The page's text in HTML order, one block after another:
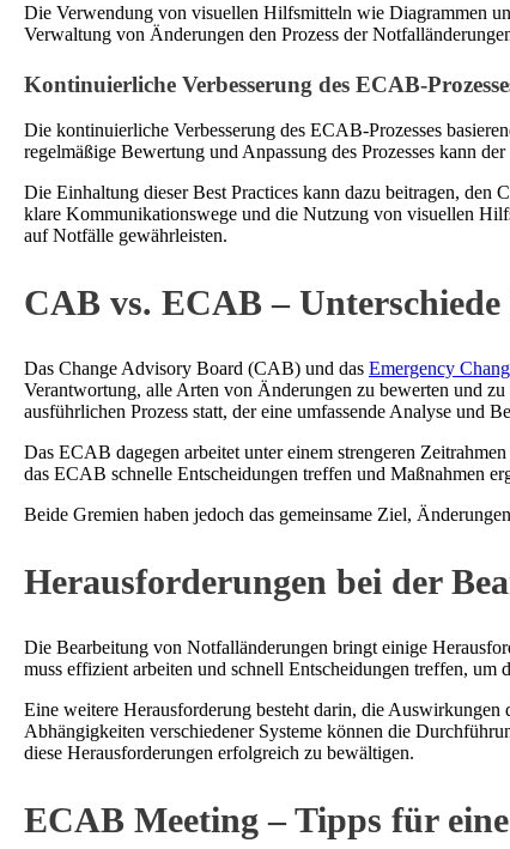
Die Verwendung von visuellen Hilfsmitteln wie Diagrammen
Verwaltung von Änderungen den Prozess der
Kontinuierliche Verbesserung des ECAB-
Die kontinuierliche Verbesserung des ECAB-Prozesses
regelmäßige Bewertung und Anpassung des Prozesses kann
Die Einhaltung dieser Best Practices kann dazu beitragen, den
klare Kommunikationswege und die Nutzung von visuellen
auf Notfälle gewährleisten.
CAB vs. ECAB –
Das Change Advisory Board (CAB) und das Emergency
Verantwortung, alle Arten von Änderungen zu bewerten und
ausführlichen Prozess statt, der eine umfassende Analyse und
Das ECAB dagegen arbeitet unter einem strengeren
das ECAB schnelle Entscheidungen treffen und Maßnahmen
Beide Gremien haben jedoch das gemeinsame Ziel,
Herausforderungen bei der
Die Bearbeitung von Notfalländerungen bringt einige
muss effizient arbeiten und schnell Entscheidungen treffen, um
Eine weitere Herausforderung besteht darin, die
Abhängigkeiten verschiedener Systeme können die
diese Herausforderungen erfolgreich zu bewältigen.
ECAB Meeting – Tipps für